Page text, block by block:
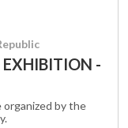
-
by the